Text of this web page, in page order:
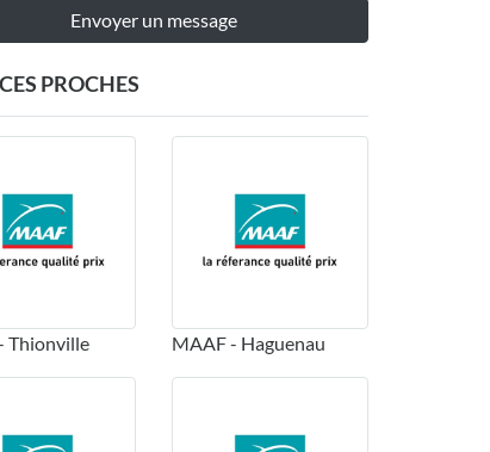
Envoyer un message
PROCHES
Thionville MAAF - Haguenau